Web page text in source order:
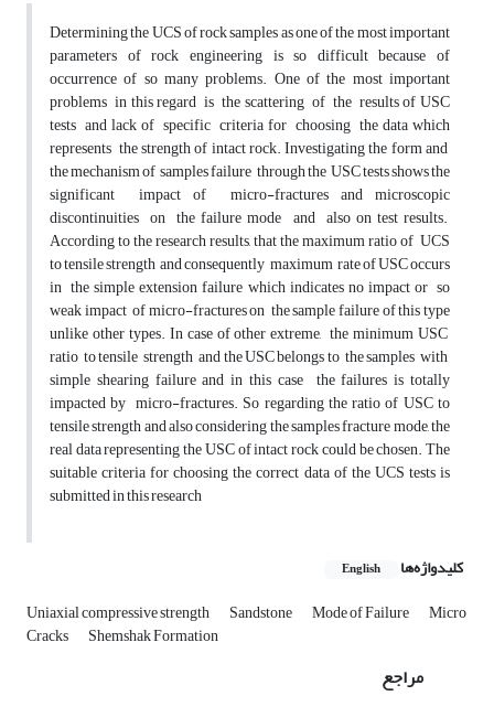
Determining the UCS of rock samples as one of the most important
parameters of rock engineering is so difficult because of
occurrence of so many problems. One of the most important
problems in this regard is the scattering of the results of USC
tests and lack of specific criteria for choosing the data which
represents the strength of intact rock. Investigating the form and
the mechanism of samples failure through the USC tests shows the
significant impact of micro-fractures and microscopic
discontinuities on the failure mode and also on test results.
According to the research results, that the maximum ratio of UCS
to tensile strength and consequently maximum rate of USC occurs
in the simple extension failure which indicates no impact or so
weak impact of micro-fractures on the sample failure of this type
unlike other types. In case of other extreme, the minimum USC
ratio to tensile strength and the USC belongs to the samples with
simple shearing failure and in this case the failures is totally
impacted by micro-fractures. So regarding the ratio of USC to
tensile strength and also considering the samples fracture mode, the
real data representing the USC of intact rock could be chosen. The
suitable criteria for choosing the correct data of the UCS tests is
submitted in this research
کلیدواژه‌ها English
Uniaxial compressive strength Sandstone Mode of Failure Micro
Cracks Shemshak Formation
مراجع